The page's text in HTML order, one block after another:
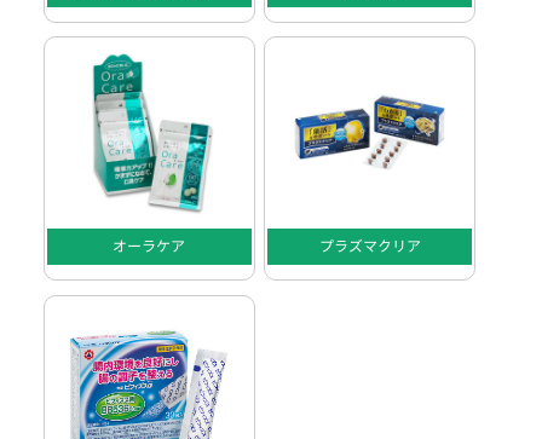
オーラケア プラズマクリア